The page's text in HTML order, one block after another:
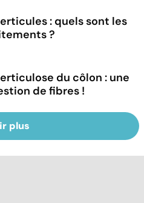
: quels sont les
?
du côlon : une
de fibres !
plus